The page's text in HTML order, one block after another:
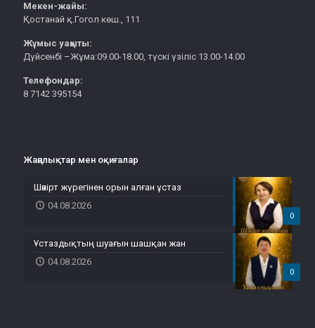
Мекен-жайы:
Қостанай қ.Гогол көш., 111
Жұмыс уақыты:
Дүйсенбі –Жұма:09.00-18.00, түскі үзіліс 13.00-14.00
Телефондар:
8 7142 395154
Жаңалықтар мен оқиғалар
0
Шәкірт жүрегінен орын алған ұстаз
04.08.2026
0
Ұстаздықтың шуағын шашқан жан
04.08.2026